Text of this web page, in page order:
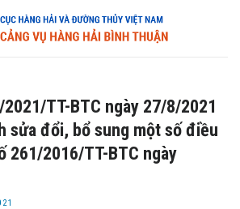
TT-BTC ngày 27/8/2021
sửa đổi, bổ sung một số điều
261/2016/TT-BTC ngày